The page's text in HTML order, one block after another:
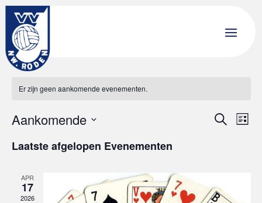
Senioren
Er zijn geen aankomende evenementen.
Zoeken
Zoeken
Lijst
Aankomende
een
Laatste afgelopen Evenementen
APR
17
2026